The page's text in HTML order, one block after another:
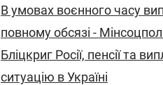
В умовах воєнного часу
повному обсязі -
Бліцкриг Росії, пенсії та
ситуацію в Україні